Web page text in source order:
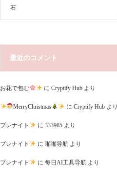
石
最近のコメント
お花で包む にCryptify Hub より
MerryChristmas に Cryptify Hubより
プレナイト に 333985より
プレナイト に 啪啪导航より
プレナイト に 每日AI工具导航より